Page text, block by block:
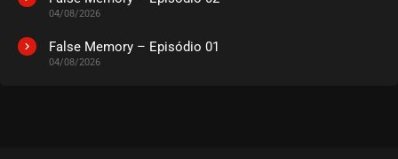
04/08/2026
False Memory – Episódio 01
04/08/2026